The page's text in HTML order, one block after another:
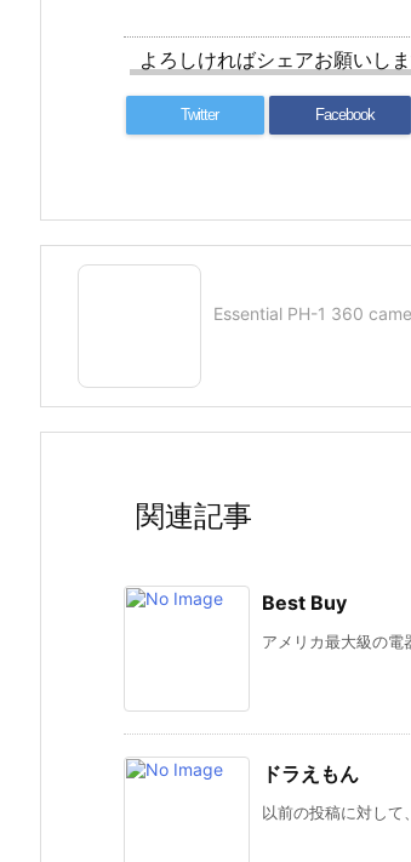
よろしければシェアお願いし
Twitter Facebook
Essential PH-1 360
関連記事
Best Buy
アメリカ最大級の
ドラえもん
以前の投稿に対し